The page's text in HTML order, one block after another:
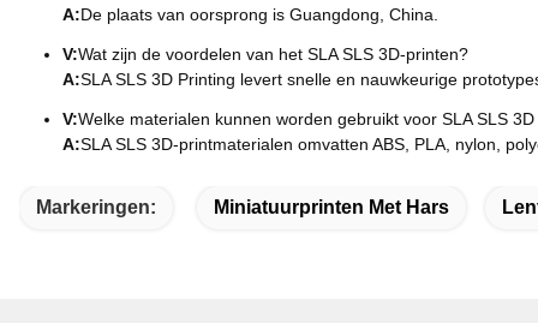
A:De plaats van oorsprong is Guangdong, China.
V:Wat zijn de voordelen van het SLA SLS 3D-printen?
A:SLA SLS 3D Printing levert snelle en nauwkeurige
V:Welke materialen kunnen worden gebruikt voor SLA SLS
A:SLA SLS 3D-printmaterialen omvatten ABS, PLA, nylon,
Markeringen: Miniatuurprinten Met Hars